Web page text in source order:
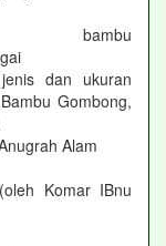
dan ukuran
Gombong,
Alam
Komar IBnu